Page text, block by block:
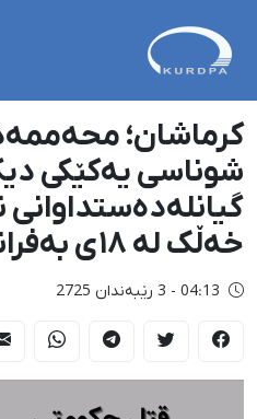
کرماشان؛
شوناسی یەکێکی
گیانلەدەستداوانی
خەڵک لە ١٨ی بەفرانبار
04:13 - 3 رێبەندان 2725